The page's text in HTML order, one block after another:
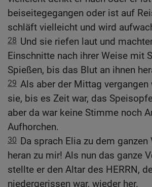
beiseitegegangen oder ist auf
schläft vielleicht und wird
28 Und sie riefen laut und
Einschnitte nach ihrer Weise mit
Spießen, bis das Blut an ihnen
29 Als aber der Mittag vergangen
sie, bis es Zeit war, das
aber da war keine Stimme noch
Aufhorchen.
30 Da sprach Elia zu dem ganzen
heran zu mir! Als nun das ganze
stellte er den Altar des HERRN,
niedergerissen war, wieder her.